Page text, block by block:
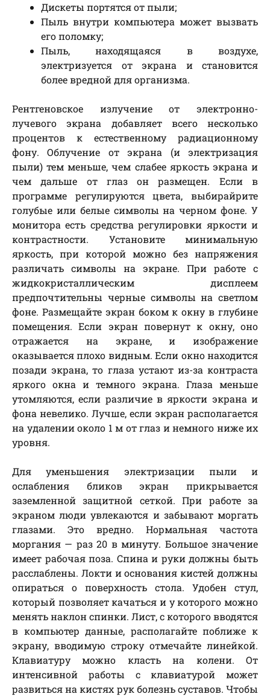
Дискеты портятся от пыли;
Пыль внутри компьютера может вызвать
его поломку;
Пыль, находящаяся в воздухе,
электризуется от экрана и становится
более вредной для организма.
Рентгеновское излучение от электронно-
лучевого экрана добавляет всего несколько
процентов к естественному радиационному
фону. Облучение от экрана (и электризация
пыли) тем меньше, чем слабее яркость экрана и
чем дальше от глаз он размещен. Если в
программе регулируются цвета, выбирайрите
голубые или белые символы на черном фоне. У
монитора есть средства регулировки яркости и
контрастности. Установите минимальную
яркость, при которой можно без напряжения
различать символы на экране. При работе с
жидкокристаллическим дисплеем
предпочтительны черные символы на светлом
фоне. Размещайте экран боком к окну в глубине
помещения. Если экран повернут к окну, оно
отражается на экране, и изображение
оказывается плохо видным. Если окно находится
позади экрана, то глаза устают из-за контраста
яркого окна и темного экрана. Глаза меньше
утомляются, если различие в яркости экрана и
фона невелико. Лучше, если экран располагается
на удалении около 1 м от глаз и немного ниже их
уровня.
Для уменьшения электризации пыли и
ослабления бликов экран прикрывается
заземленной защитной сеткой. При работе за
экраном люди увлекаются и забывают моргать
глазами. Это вредно. Нормальная частота
моргания — раз 20 в минуту. Большое значение
имеет рабочая поза. Спина и руки должны быть
расслаблены. Локти и основания кистей должны
опираться о поверхность стола. Удобен стул,
который позволяет качаться и у которого можно
менять наклон спинки. Лист, с которого вводятся
в компьютер данные, располагайте поближе к
экрану, вводимую строку отмечайте линейкой.
Клавиатуру можно класть на колени. От
интенсивной работы с клавиатурой может
развиться на кистях рук болезнь суставов. Чтобы